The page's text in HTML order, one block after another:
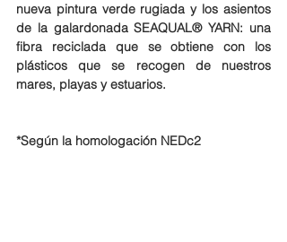
nueva pintura verde rugiada y los asientos
de la galardonada SEAQUAL® YARN: una
fibra reciclada que se obtiene con los
plásticos que se recogen de nuestros
mares, playas y estuarios.
*Según la homologación NEDc2